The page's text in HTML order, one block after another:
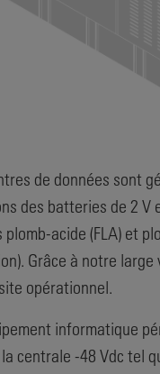
de données sont
des batteries de 2
acide (FLA) et
Grâce à notre
opérationnel.
informatique
centrale -48 Vdc tel